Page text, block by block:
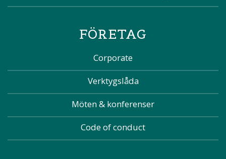
FÖRETAG
Corporate
Verktygslåda
Möten & konferenser
Code of conduct